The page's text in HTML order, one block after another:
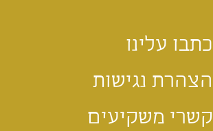
כתבו עלינו
הצהרת נגישות
קשרי משקיעים